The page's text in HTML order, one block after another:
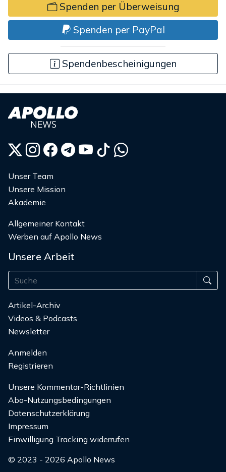
Spenden per Überweisung
Spenden per PayPal
Spendenbescheinigungen
Unser Team
Unsere Mission
Akademie
Allgemeiner Kontakt
Werben auf Apollo News
Unsere Arbeit
Artikel-Archiv
Videos & Podcasts
Newsletter
Anmelden
Registrieren
Unsere Kommentar-Richtlinien
Abo-Nutzungsbedingungen
Datenschutzerklärung
Impressum
Einwilligung Tracking widerrufen
© 2023 - 2026 Apollo News